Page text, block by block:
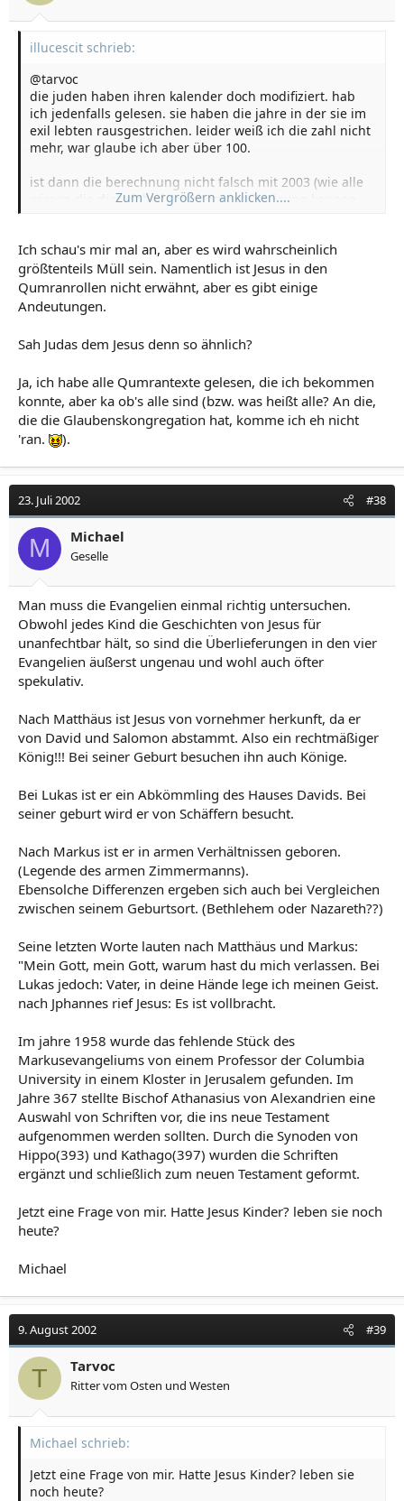
illucescit schrieb:
@tarvoc
die juden haben ihren kalender doch modifiziert. hab
ich jedenfalls gelesen. sie haben die jahre in der sie im
exil lebten rausgestrichen. leider weiß ich die zahl nicht
mehr, war glaube ich aber über 100.
ist dann die berechnung nicht falsch mit 2003 (wie alle
wissen die die reichsdeutschenverschwörung kennen
und noch eine frage an dich. kennst du die quamram-
rollen (natürlich kennst du sie da du sie ja erwähnst
aber hast du sie auch gelesen) ?
ich habe nämlich auf einer seite (
ähnlich) gelesen, dass dort drinsteht.......
ACHTUNG!!! Jetzt kommts
Jesus....
schwul war!
ein verhältnis mit judas hatte und mit den anderen
jüngern.
währenddessen mit petrus nach rom gegangen ist.
das ganze war ellenlang, eine riesige menge an texten
und zitaten aus den quamram-rollen (den angeblichen).
nun möcht ich mal wissen was du dazu sagst.
Zum Vergrößern anklicken....
Ich schau's mir mal an, aber es wird wahrscheinlich
größtenteils Müll sein. Namentlich ist Jesus in den
Qumranrollen nicht erwähnt, aber es gibt einige
Andeutungen.
Sah Judas dem Jesus denn so ähnlich?
Ja, ich habe alle Qumrantexte gelesen, die ich bekommen
konnte, aber ka ob's alle sind (bzw. was heißt alle? An die,
die die Glaubenskongregation hat, komme ich eh nicht
'ran.
).
23. Juli 2002 #38
M Michael
Geselle
Man muss die Evangelien einmal richtig untersuchen.
Obwohl jedes Kind die Geschichten von Jesus für
unanfechtbar hält, so sind die Überlieferungen in den vier
Evangelien äußerst ungenau und wohl auch öfter
spekulativ.
Nach Matthäus ist Jesus von vornehmer herkunft, da er
von David und Salomon abstammt. Also ein rechtmäßiger
König!!! Bei seiner Geburt besuchen ihn auch Könige.
Bei Lukas ist er ein Abkömmling des Hauses Davids. Bei
seiner geburt wird er von Schäffern besucht.
Nach Markus ist er in armen Verhältnissen geboren.
(Legende des armen Zimmermanns).
Ebensolche Differenzen ergeben sich auch bei Vergleichen
zwischen seinem Geburtsort. (Bethlehem oder Nazareth??)
Seine letzten Worte lauten nach Matthäus und Markus:
"Mein Gott, mein Gott, warum hast du mich verlassen. Bei
Lukas jedoch: Vater, in deine Hände lege ich meinen Geist.
nach Jphannes rief Jesus: Es ist vollbracht.
Im jahre 1958 wurde das fehlende Stück des
Markusevangeliums von einem Professor der Columbia
University in einem Kloster in Jerusalem gefunden. Im
Jahre 367 stellte Bischof Athanasius von Alexandrien eine
Auswahl von Schriften vor, die ins neue Testament
aufgenommen werden sollten. Durch die Synoden von
Hippo(393) und Kathago(397) wurden die Schriften
ergänzt und schließlich zum neuen Testament geformt.
Jetzt eine Frage von mir. Hatte Jesus Kinder? leben sie noch
heute?
Michael
9. August 2002 #39
T Tarvoc
Ritter vom Osten und Westen
Michael schrieb:
Jetzt eine Frage von mir. Hatte Jesus Kinder? leben sie
noch heute?